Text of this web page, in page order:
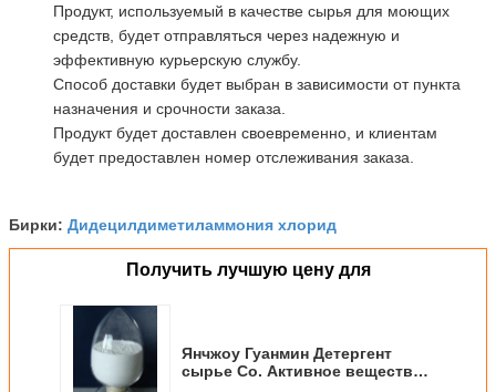
Продукт, используемый в качестве сырья для моющих
средств, будет отправляться через надежную и
эффективную курьерскую службу.
Способ доставки будет выбран в зависимости от пункта
назначения и срочности заказа.
Продукт будет доставлен своевременно, и клиентам
будет предоставлен номер отслеживания заказа.
Бирки: Дидецилдиметиламмония хлорид
Получить лучшую цену для
Янчжоу Гуанмин Детергент
сырье Co. Активное вещество